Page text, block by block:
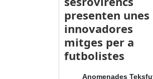
presenten unes
innovadores
mitges per a
futbolistes
Anomenades